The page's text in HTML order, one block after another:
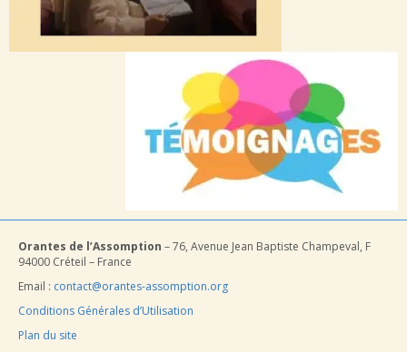
Orantes de l’Assomption – 76, Avenue Jean Baptiste Champeval, F
94000 Créteil – France
Email : contact@orantes-assomption.org
Conditions Générales d’Utilisation
Plan du site